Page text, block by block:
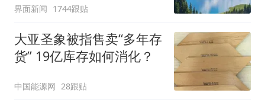
界面新闻 1744跟贴
大亚圣象被指售卖“多年存
货” 19亿库存如何消化？
中国能源网 28跟贴